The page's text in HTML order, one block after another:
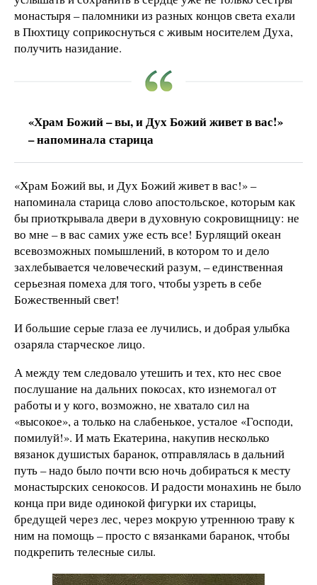
монастыря – паломники из разных концов света ехали
в Пюхтицу соприкоснуться с живым носителем Духа,
получить назидание.
«Храм Божий – вы, и Дух Божий живет в вас!»
– напоминала старица
«Храм Божий вы, и Дух Божий живет в вас!» –
напоминала старица слово апостольское, которым как
бы приоткрывала двери в духовную сокровищницу: не
во мне – в вас самих уже есть все! Бурлящий океан
всевозможных помышлений, в котором то и дело
захлебывается человеческий разум, – единственная
серьезная помеха для того, чтобы узреть в себе
Божественный свет!
И большие серые глаза ее лучились, и добрая улыбка
озаряла старческое лицо.
А между тем следовало утешить и тех, кто нес свое
послушание на дальних покосах, кто изнемогал от
работы и у кого, возможно, не хватало сил на
«высокое», а только на слабенькое, усталое «Господи,
помилуй!». И мать Екатерина, накупив несколько
вязанок душистых баранок, отправлялась в дальний
путь – надо было почти всю ночь добираться к месту
монастырских сенокосов. И радости монахинь не было
конца при виде одинокой фигурки их старицы,
бредущей через лес, через мокрую утреннюю траву к
ним на помощь – просто с вязанками баранок, чтобы
подкрепить телесные силы.